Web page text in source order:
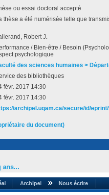
ou essai doctoral accepté
thèse a été numérisée telle que
Robert J.
/ Bien-être / Besoin
psychologique
des sciences humaines >
des bibliothèques
févr. 2017 14:30
févr. 2017 14:30
archipel.uqam.ca/secure/id/
du document)
ans...
Archipel Nous écrire